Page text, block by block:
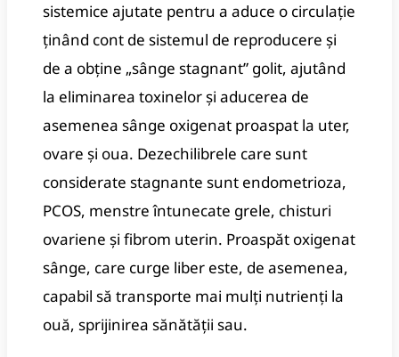
sistemice ajutate pentru a aduce o circulație
ținând cont de sistemul de reproducere și
de a obține „sânge stagnant” golit, ajutând
la eliminarea toxinelor și aducerea de
asemenea sânge oxigenat proaspat la uter,
ovare și oua. Dezechilibrele care sunt
considerate stagnante sunt endometrioza,
PCOS, menstre întunecate grele, chisturi
ovariene și fibrom uterin. Proaspăt oxigenat
sânge, care curge liber este, de asemenea,
capabil să transporte mai mulți nutrienți la
ouă, sprijinirea sănătății sau.